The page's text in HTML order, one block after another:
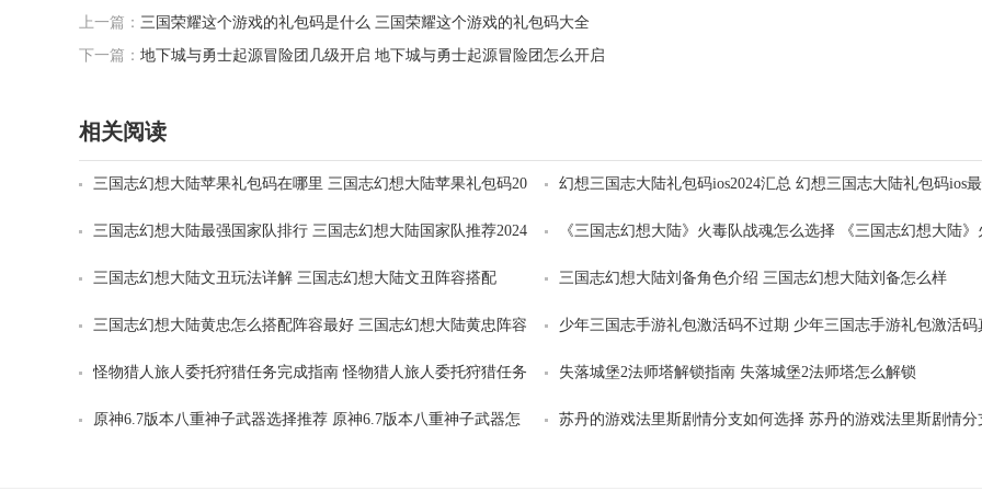
上一篇： 三国荣耀这个游戏的礼包码是什么 三国荣耀这个游戏的礼包码大全
下一篇： 地下城与勇士起源冒险团几级开启 地下城与勇士起源冒险团怎么开启
相关阅读
三国志幻想大陆苹果礼包码在哪里 三国志幻想大陆苹果礼包码20
幻想三国志大陆礼包码ios2024汇总 幻想三国志大陆礼包码ios
三国志幻想大陆最强国家队排行 三国志幻想大陆国家队推荐2024
《三国志幻想大陆》火毒队战魂怎么选择 《三国志幻想大陆》
三国志幻想大陆文丑玩法详解 三国志幻想大陆文丑阵容搭配
三国志幻想大陆刘备角色介绍 三国志幻想大陆刘备怎么样
三国志幻想大陆黄忠怎么搭配阵容最好 三国志幻想大陆黄忠阵容
少年三国志手游礼包激活码不过期 少年三国志手游礼包激活码
怪物猎人旅人委托狩猎任务完成指南 怪物猎人旅人委托狩猎任务
失落城堡2法师塔解锁指南 失落城堡2法师塔怎么解锁
原神6.7版本八重神子武器选择推荐 原神6.7版本八重神子武器怎
苏丹的游戏法里斯剧情分支如何选择 苏丹的游戏法里斯剧情分